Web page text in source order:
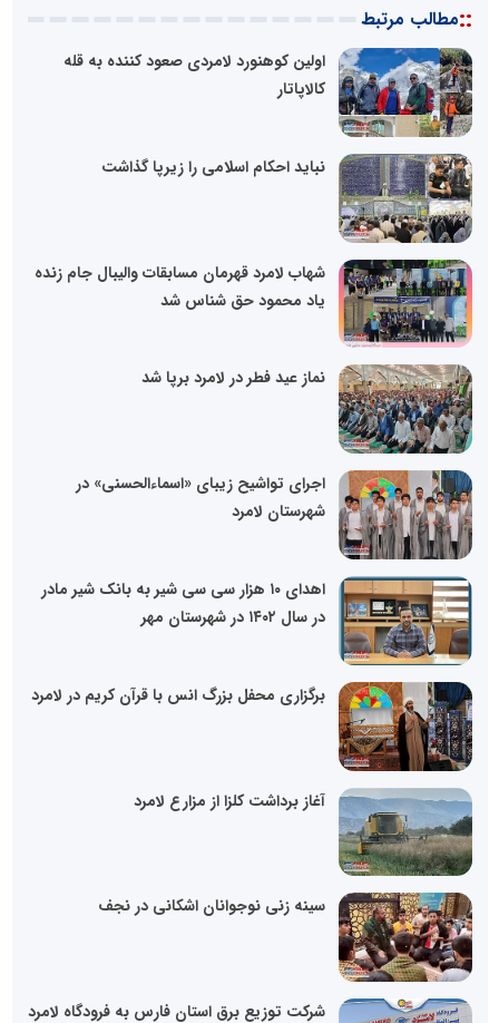
::مطالب مرتبط
اولین کوهنورد لامردی صعود کننده به قله
کالاپاتار
نباید احکام اسلامی را زیرپا گذاشت
شهاب لامرد قهرمان مسابقات والیبال جام زنده
یاد محمود حق شناس شد
نماز عید فطر در لامرد برپا شد
اجرای تواشیح زیبای «اسماءالحسنی» در
شهرستان لامرد
اهدای ۱۰ هزار سی سی شیر به بانک شیر مادر
در سال ۱۴۰۲ در شهرستان مهر
برگزاری محفل بزرگ انس با قرآن کریم در لامرد
آغاز برداشت کلزا از مزارع لامرد
سینه زنی نوجوانان اشکانی در نجف
شرکت توزیع برق استان فارس به فرودگاه لامرد